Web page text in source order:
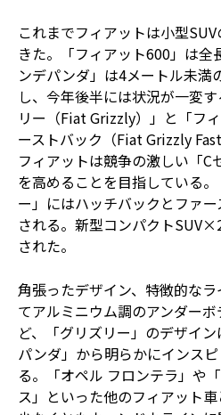
これまでフィアットは小型
きた。「フィアット600」は全
ンデパンダ」は4メートル未満
し、今年後半には状況が一変
リー（Fiat Grizzly）」と「フ
ーストバック（Fiat Grizzly
フィアットは競争の激しい「C
を高めることを目指している
ー」にはハッチバックとファ
される。新型コンパクト
された。
角張ったデザイン、特徴的な
てアルミニウム調のアンダー
ど、「グリズリー」のデザイ
パンダ」から明らかにインス
る。「オペル フロンテラ」や
ス」といった他のフィアット車